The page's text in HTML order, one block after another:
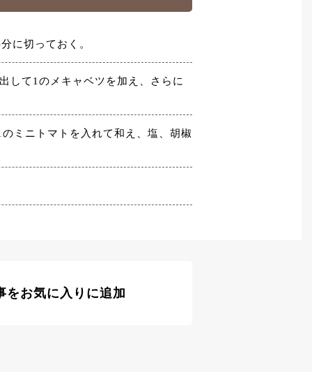
に切っておく。
して1のメキャベツを加え、さらに
ミニトマトを入れて和え、塩、胡椒
をお気に入りに追加